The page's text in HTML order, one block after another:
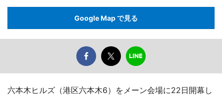
Google Map で見る
六本木ヒルズ（港区六本木6）をメーン会場に22日開幕し